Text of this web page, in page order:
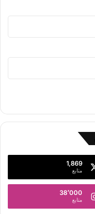
1,869
متابع
38٬000
متابع